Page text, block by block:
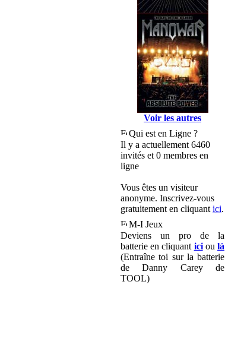
Voir les autres
Qui est en Ligne ?
Il y a actuellement 6460
invités et 0 membres en
ligne
Vous êtes un visiteur
anonyme. Inscrivez-vous
gratuitement en cliquant ici.
M-I Jeux
Deviens un pro de la
batterie en cliquant icioulà
(Entraîne toi sur la batterie
de Danny Carey de
TOOL)